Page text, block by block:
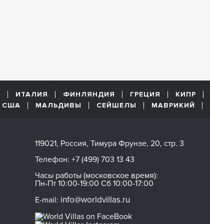
ИТАЛИЯ ФИНЛЯНДИЯ ГРЕЦИЯ КИПР
США
МАЛЬДИВЫ СЕЙШЕЛЫ МАВРИКИЙ
119021, Россия, Тимура Фрунзе, 20, стр. 3
Телефон: +7 (499) 703 13 43
Часы работы (московское время):
Пн-Пт 10:00-19:00 Сб 10:00-17:00
E-mail: info@worldvillas.ru